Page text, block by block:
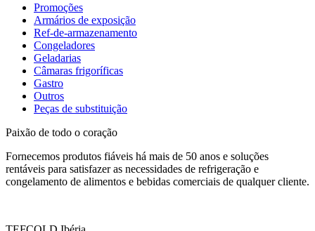
Promoções
Armários de exposição
Ref-de-armazenamento
Congeladores
Geladarias
Câmaras frigoríficas
Gastro
Outros
Peças de substituição
Paixão de todo o coração
Fornecemos produtos fiáveis há mais de 50 anos e soluções
rentáveis para satisfazer as necessidades de refrigeração e
congelamento de alimentos e bebidas comerciais de qualquer cliente.